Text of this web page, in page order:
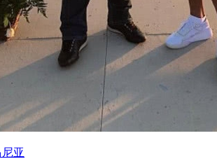
亚